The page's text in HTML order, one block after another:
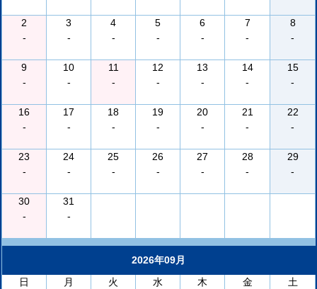
2
-
3
-
4
-
5
-
6
-
7
-
8
-
9
-
10
-
11
-
12
-
13
-
14
-
15
-
16
-
17
-
18
-
19
-
20
-
21
-
22
-
23
-
24
-
25
-
26
-
27
-
28
-
29
-
30
-
31
-
2026年09月
日
月 火 水 木 金
土